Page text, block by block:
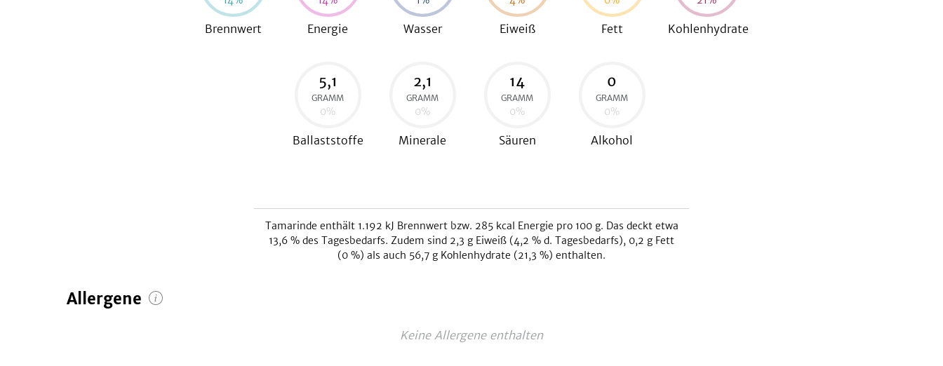
Brennwert Energie Wasser Eiweiß Fett Kohlenhydrate
5,1
GRAMM
0%
Ballaststoffe
2,1
GRAMM
0%
Minerale
14
GRAMM
0%
Säuren
0
GRAMM
0%
Alkohol
Tamarinde enthält 1.192 kJ Brennwert bzw. 285 kcal Energie pro 100 g. Das deckt etwa
13,6 % des Tagesbedarfs. Zudem sind 2,3 g Eiweiß (4,2 % d. Tagesbedarfs), 0,2 g Fett
(0 %) als auch 56,7 g Kohlenhydrate (21,3 %) enthalten.
Allergene
Keine Allergene enthalten